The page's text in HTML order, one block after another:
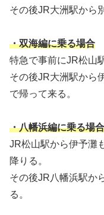
その後JR大洲駅から
・双海編に乗る場合
特急で事前にJR松山
その後JR大洲駅から
で帰って来る。
・八幡浜編に乗る場合
JR松山駅から伊予灘
降りる。
その後JR八幡浜駅か
る。